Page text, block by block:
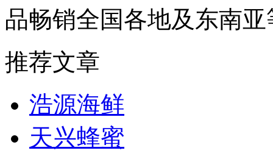
品畅销全国各地及东南亚
推荐文章
浩源海鲜
天兴蜂蜜